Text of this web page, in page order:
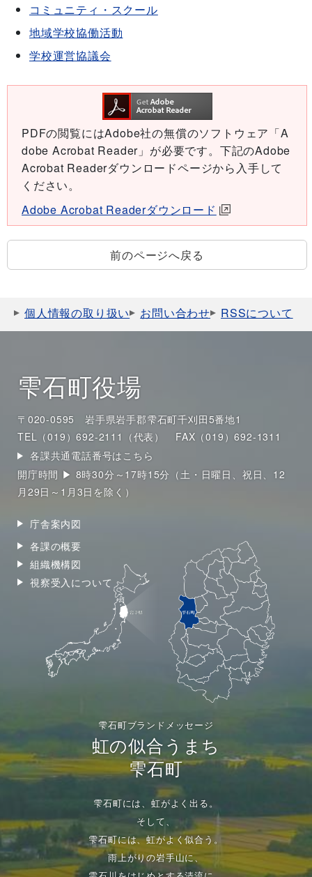
コミュニティ・スクール
地域学校協働活動
学校運営協議会
PDFの閲覧にはAdobe社の無償のソフトウェア「A
dobe Acrobat Reader」が必要です。下記のAdobe
Acrobat Readerダウンロードページから入手して
ください。
Adobe Acrobat Readerダウンロード
前のページへ戻る
個人情報の取り扱い お問い合わせ RSSについて
雫石町役場
〒020-0595 岩手県岩手郡雫石町千刈田5番地1
TEL（019）692-2111（代表）
FAX（019）692-1311
各課共通電話番号はこちら
開庁時間 ▶ 8時30分～17時15分（土・日曜日、祝日、12
月29日～1月3日を除く）
庁舎案内図
各課の概要
組織機構図
視察受入について
雫石町ブランドメッセージ
虹の似合うまち
雫石町
雫石町には、虹がよく出る。
そして、
雫石町には、虹がよく似合う。
雨上がりの岩手山に、